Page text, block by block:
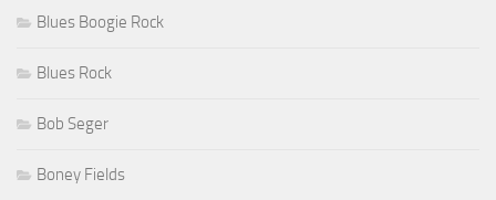
Blues Boogie Rock
Blues Rock
Bob Seger
Boney Fields